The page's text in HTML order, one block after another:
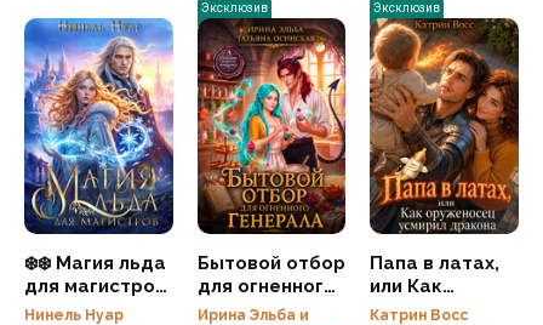
❄️❄️ Магия льда
для магистров
❄️❄️❄️
Нинель Нуар
Эксклюзив
Бытовой отбор
для огненного
генерала
Ирина Эльба и
Эксклюзив
Папа в латах,
или Как
оруженосец
Катрин Восс